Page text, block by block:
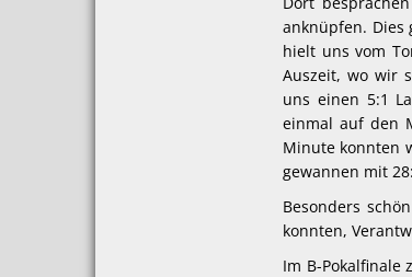
anknüpfen. Dies
hielt uns vom
Auszeit, wo wir
uns einen 5:1
einmal auf den
Minute konnten
gewannen mit
Besonders
konnten,
Im B-Pokalfinale